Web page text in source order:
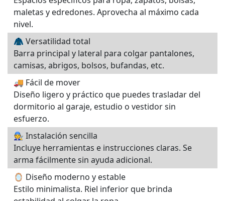
maletas y edredones. Aprovecha al máximo cada
nivel.
🧥 Versatilidad total
Barra principal y lateral para colgar pantalones,
camisas, abrigos, bolsos, bufandas, etc.
🚚 Fácil de mover
Diseño ligero y práctico que puedes trasladar del
dormitorio al garaje, estudio o vestidor sin
esfuerzo.
🧑‍🔧 Instalación sencilla
Incluye herramientas e instrucciones claras. Se
arma fácilmente sin ayuda adicional.
🪞 Diseño moderno y estable
Estilo minimalista. Riel inferior que brinda